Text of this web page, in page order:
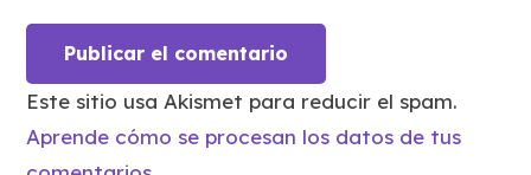
Publicar el comentario
Este sitio usa Akismet para reducir el spam.
Aprende cómo se procesan los datos de tus